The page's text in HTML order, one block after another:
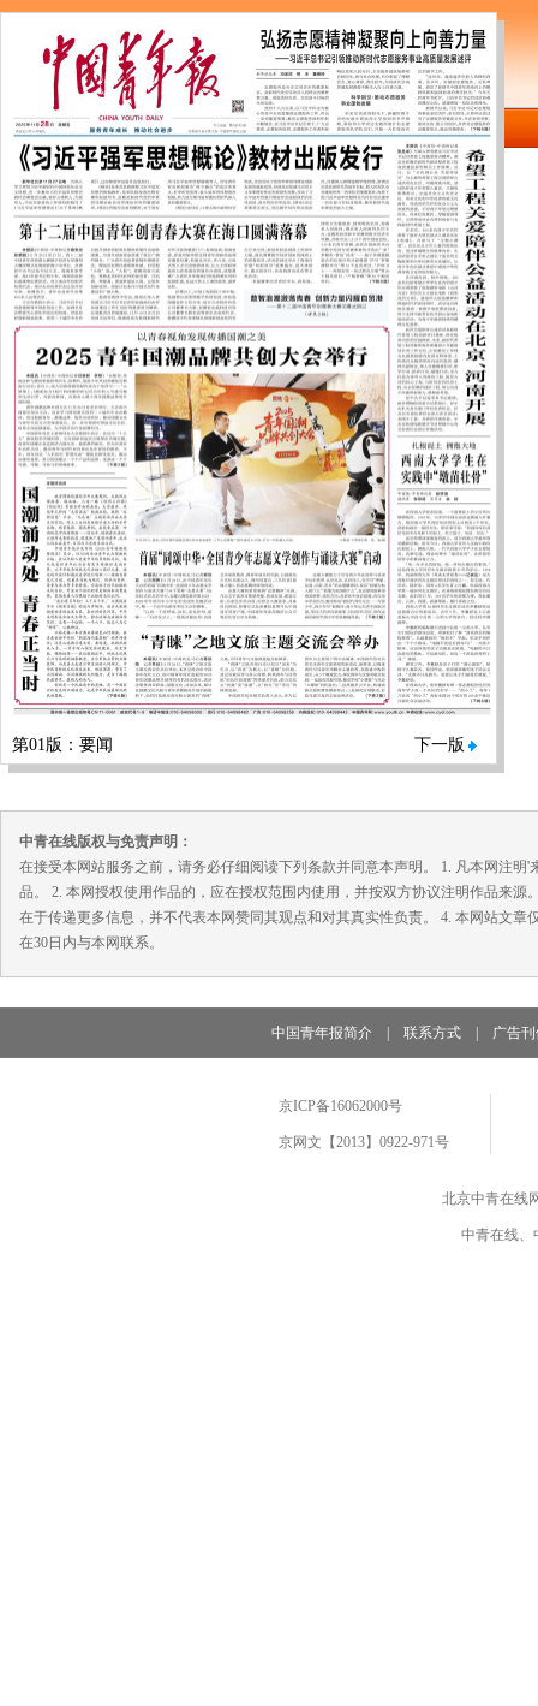
第01版：要闻 下一版
中青在线版权与免责声明：
在接受本网站服务之前，请务必仔细阅读下列条款并同意本声明。 1. 凡本网注
品。 2. 本网授权使用作品的，应在授权范围内使用，并按双方协议注明作品来
在于传递更多信息，并不代表本网赞同其观点和对其真实性负责。 4. 本网站文
在30日内与本网联系。
中国青年报简介 联系方式 广告刊
京ICP备16062000号
京网文【2013】0922-971号
北京中青在线
中青在线、